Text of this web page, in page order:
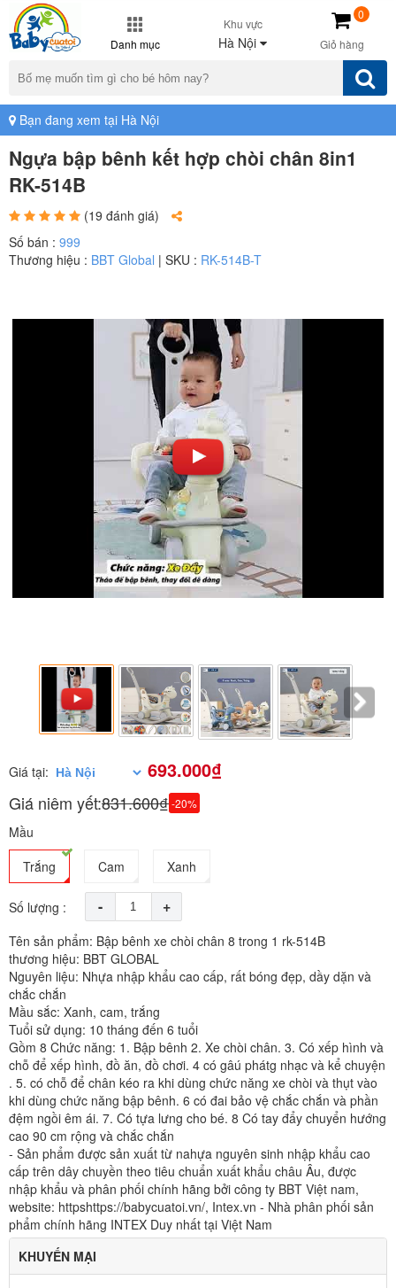
Danh mục
Khu vực
Hà Nội Giỏ hàng
0
Bạn đang xem tại Hà Nội
Ngựa bập bênh kết hợp chòi chân 8in1
RK-514B
(19 đánh giá)
Số bán : 999
Thương hiệu : BBT Global | SKU : RK-514B-T
Giá tại: 693.000₫
Giá niêm yết:831.600₫-20%
Mầu
Trắng
Cam Xanh
Số lượng : - +
Tên sản phẩm: Bập bênh xe chòi chân 8 trong 1 rk-514B
thương hiệu: BBT GLOBAL
Nguyên liệu: Nhựa nhập khẩu cao cấp, rất bóng đẹp, dầy dặn và
chắc chắn
Mầu sắc: Xanh, cam, trắng
Tuổi sử dụng: 10 tháng đến 6 tuổi
Gồm 8 Chức năng: 1. Bập bênh 2. Xe chòi chân. 3. Có xếp hình và
chỗ để xếp hình, đồ ăn, đồ chơi. 4 có gâú phátg nhạc và kể chuyện
. 5. có chỗ để chân kéo ra khi dùng chức năng xe chòi và thụt vào
khi dùng chức năng bập bênh. 6 có đai bảo vệ chắc chắn và phần
đệm ngồi êm ái. 7. Có tựa lưng cho bé. 8 Có tay đẩy chuyển hướng
cao 90 cm rộng và chắc chắn
- Sản phẩm được sản xuất từ nahựa nguyên sinh nhập khẩu cao
cấp trên dây chuyền theo tiêu chuẩn xuất khẩu châu Âu, được
nhập khẩu và phân phối chính hãng bởi công ty BBT Việt nam,
website: httpshttps://babycuatoi.vn/, Intex.vn - Nhà phân phối sản
phẩm chính hãng INTEX Duy nhất tại Việt Nam
KHUYẾN MẠI